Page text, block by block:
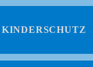
KINDERSCHUTZ